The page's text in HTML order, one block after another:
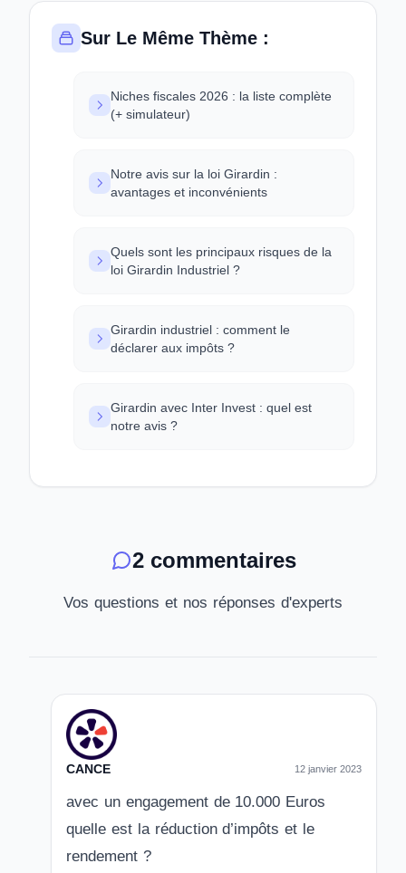
Sur Le Même Thème :
Niches fiscales 2026 : la liste complète
(+ simulateur)
Notre avis sur la loi Girardin :
avantages et inconvénients
Quels sont les principaux risques de la
loi Girardin Industriel ?
Girardin industriel : comment le
déclarer aux impôts ?
Girardin avec Inter Invest : quel est
notre avis ?
2 commentaires
Vos questions et nos réponses d'experts
CANCE 12 janvier 2023
avec un engagement de 10.000 Euros
quelle est la réduction d’impôts et le
rendement ?